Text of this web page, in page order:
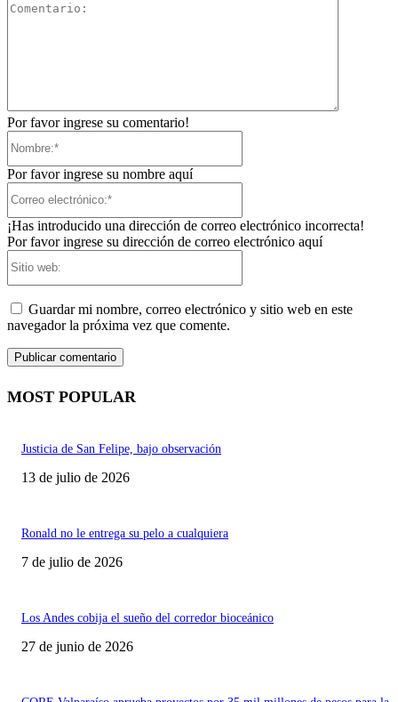
Por favor ingrese su comentario!
Por favor ingrese su nombre aquí
¡Has introducido una dirección de correo electrónico incorrecta!
Por favor ingrese su dirección de correo electrónico aquí
Guardar mi nombre, correo electrónico y sitio web en este
navegador la próxima vez que comente.
MOST POPULAR
Justicia de San Felipe, bajo observación
13 de julio de 2026
Ronald no le entrega su pelo a cualquiera
7 de julio de 2026
Los Andes cobija el sueño del corredor bioceánico
27 de junio de 2026